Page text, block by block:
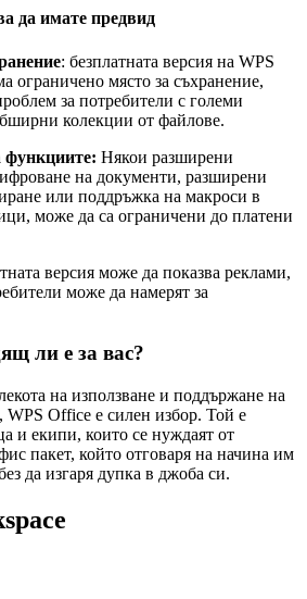
да имате предвид
: безплатната версия на WPS
ограничено място за съхранение,
за потребители с големи
колекции от файлове.
функциите: Някои разширени
на документи, разширени
или поддръжка на макроси в
може да са ограничени до платени
версия може да показва реклами,
може да намерят за
ли е за вас?
на използване и поддържане на
Office е силен избор. Той е
и екипи, които се нуждаят от
пакет, който отговаря на начина им
да изгаря дупка в джоба си.